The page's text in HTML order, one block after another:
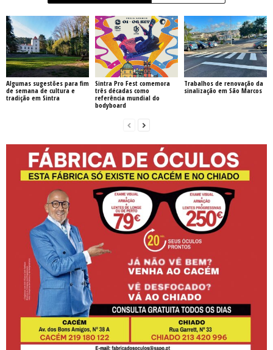
Algumas sugestões para fim
de semana de cultura e
tradição em Sintra
Sintra Pro Fest comemora
três décadas como
referência mundial do
bodyboard
Trabalhos de renovação da
sinalização em São Marcos